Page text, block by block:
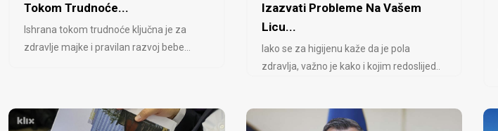
Tokom Trudnoće...
Ishrana tokom trudnoće ključna je za
zdravlje majke i pravilan razvoj bebe...
Izazvati Probleme Na Vašem
Licu...
Iako se za higijenu kaže da je pola
zdravlja, važno je kako i kojim redoslijed..